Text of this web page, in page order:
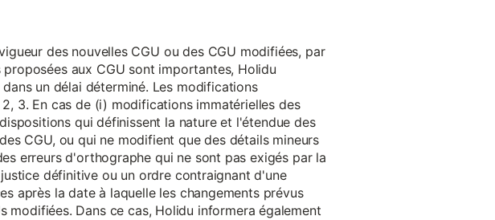
des nouvelles CGU ou des CGU modifiées, par
aux CGU sont importantes, Holidu
un délai déterminé. Les modifications
3. En cas de (i) modifications immatérielles des
qui définissent la nature et l'étendue des
CGU, ou qui ne modifient que des détails mineurs
erreurs d'orthographe qui ne sont pas exigés par la
définitive ou un ordre contraignant d'une
après la date à laquelle les changements prévus
modifiées. Dans ce cas, Holidu informera également